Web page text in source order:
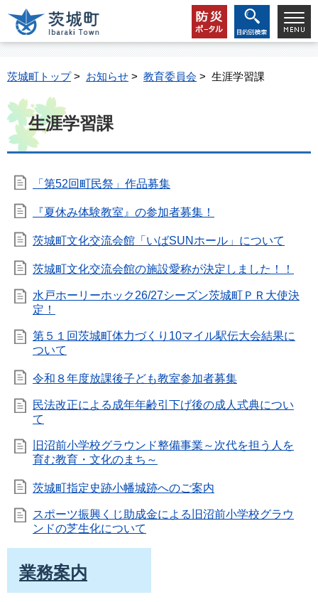
茨城町トップ> お知らせ > 教育委員会 > 生涯学習課
生涯学習課
「第52回町民祭」作品募集
『夏休み体験教室』の参加者募集！
茨城町文化交流会館「いばSUNホール」について
茨城町文化交流会館の施設愛称が決定しました！！
水戸ホーリーホック26/27シーズン茨城町ＰＲ大使決
定！
第５１回茨城町体力づくり10マイル駅伝大会結果に
ついて
令和８年度放課後子ども教室参加者募集
民法改正による成年年齢引下げ後の成人式典につい
て
旧沼前小学校グラウンド整備事業～次代を担う人を
育む教育・文化のまち～
茨城町指定史跡小幡城跡へのご案内
スポーツ振興くじ助成金による旧沼前小学校グラウ
ンドの芝生化について
業務案内